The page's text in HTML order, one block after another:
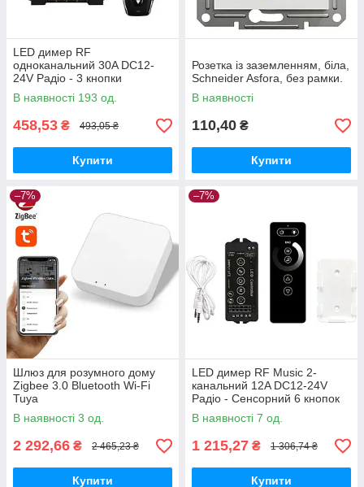
LED димер RF
одноканальний 30A DC12-
24V Радіо - 3 кнопки
В наявності 193 од.
458,53 ₴ 493,05 ₴
Купити
Розетка із заземленням, біла,
Schneider Asfora, без рамки.
В наявності
110,40 ₴
Купити
–7%
Шлюз для розумного дому
Zigbee 3.0 Bluetooth Wi-Fi
Tuya
В наявності 3 од.
2 292,66 ₴ 2 465,23 ₴
Купити
–7%
LED димер RF Music 2-
канальний 12A DC12-24V
Радіо - Сенсорний 6 кнопок
В наявності 7 од.
1 215,27 ₴ 1 306,74 ₴
Купити